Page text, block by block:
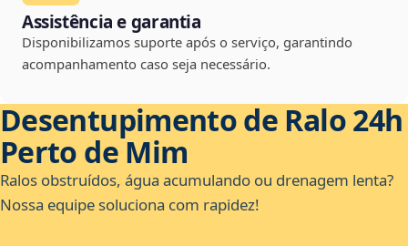
Assistência e garantia
Disponibilizamos suporte após o serviço, garantindo
acompanhamento caso seja necessário.
Desentupimento de Ralo 24h
Perto de Mim
Ralos obstruídos, água acumulando ou drenagem lenta?
Nossa equipe soluciona com rapidez!